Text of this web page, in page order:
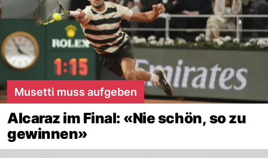
Musetti muss aufgeben
Alcaraz im Final: «Nie schön, so zu
gewinnen»